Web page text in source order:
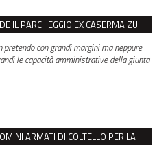
REGGIO, IL COMUNE SI RIPRENDE IL PARCHEGGIO EX CASERMA ZUCCHI PER 4,6 MILIONI
con grandi margini ma neppure
le capacità amministrative della giunta
REGGIO, AGGREDITA DA DUE UOMINI ARMATI DI COLTELLO PER LA BORSA: LEI REAGISCE E LI FA SCAPPARE